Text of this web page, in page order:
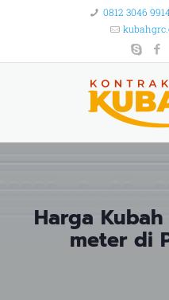
0812 3046
Harga
meter di